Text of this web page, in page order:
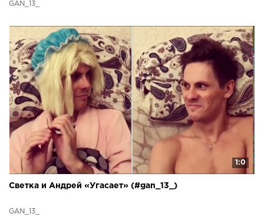
GAN_13_
1:0
Светка и Андрей «Угасает» (#gan_13_)
GAN_13_